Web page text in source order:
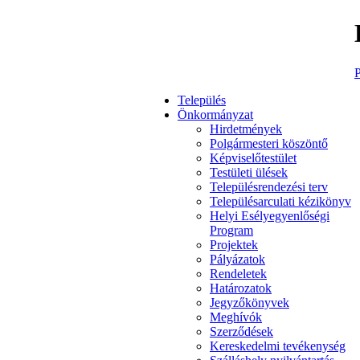
Település
Önkormányzat
Hirdetmények
Polgármesteri köszöntő
Képviselőtestület
Testületi ülések
Településrendezési terv
Településarculati kézikönyv
Helyi Esélyegyenlőségi
Program
Projektek
Pályázatok
Rendeletek
Határozatok
Jegyzőkönyvek
Meghívók
Szerződések
Kereskedelmi tevékenység